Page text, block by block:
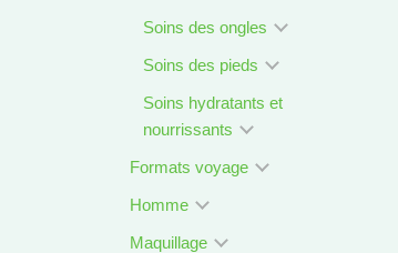
Soins des ongles
Soins des pieds
Soins hydratants et
nourrissants
Formats voyage
Homme
Maquillage